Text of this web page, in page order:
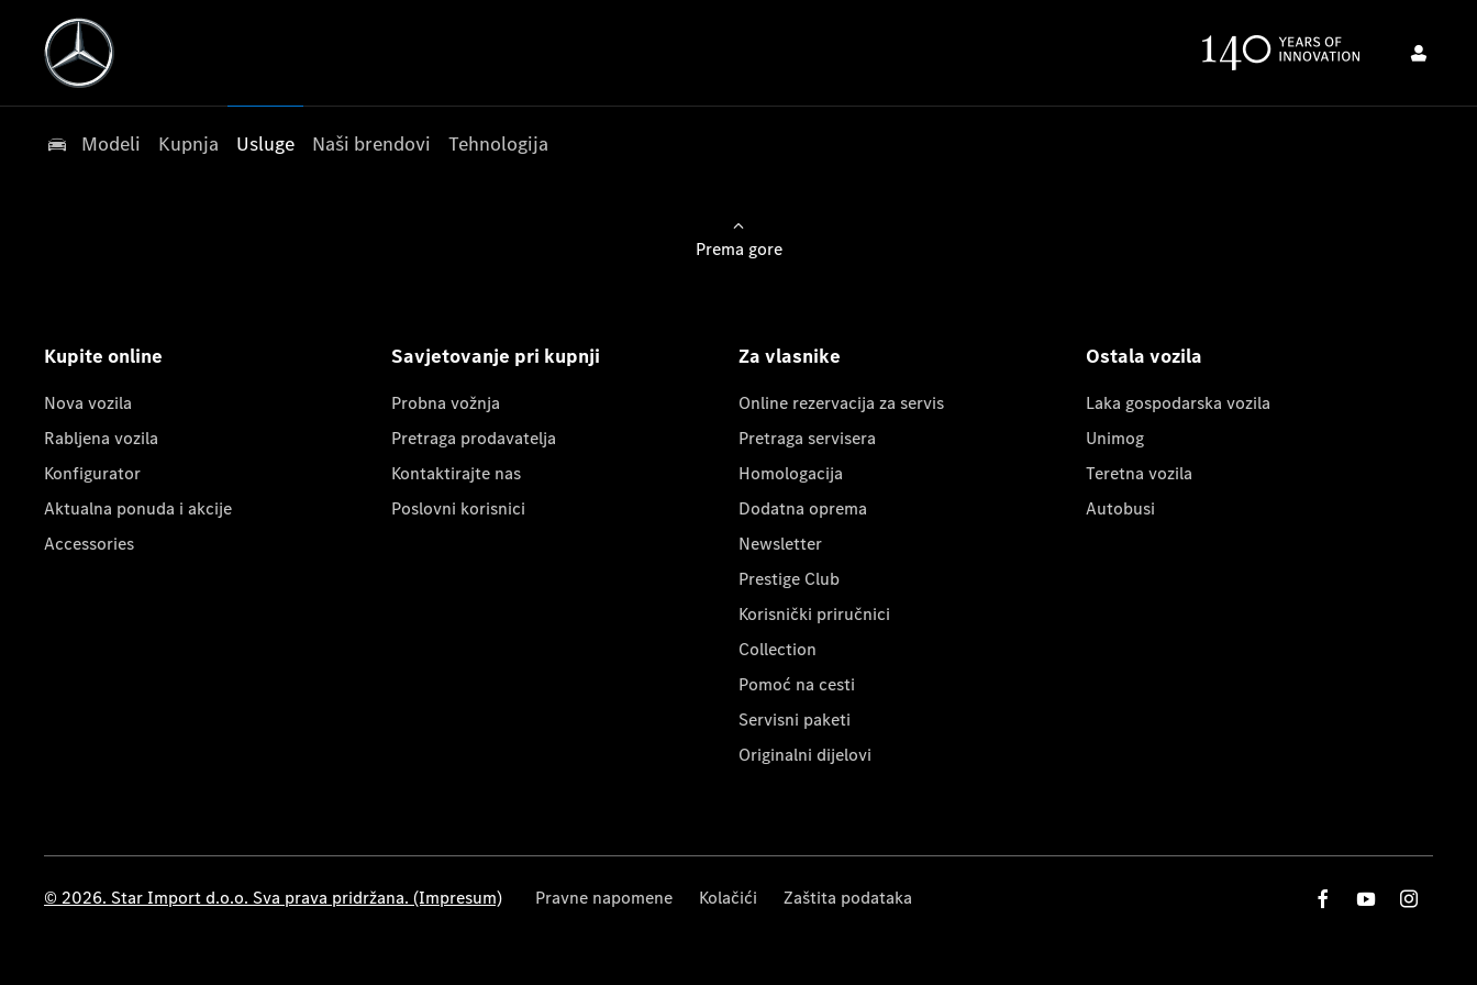
Modeli Kupnja Usluge Naši brendovi Tehnologija
Prema gore
Kupite online
Nova vozila
Rabljena vozila
Konfigurator
Aktualna ponuda i akcije
Accessories
Savjetovanje pri kupnji
Probna vožnja
Pretraga prodavatelja
Kontaktirajte nas
Poslovni korisnici
Za vlasnike
Online rezervacija za servis
Pretraga servisera
Homologacija
Dodatna oprema
Newsletter
Prestige Club
Korisnički priručnici
Collection
Pomoć na cesti
Servisni paketi
Originalni dijelovi
Ostala vozila
Laka gospodarska vozila
Unimog
Teretna vozila
Autobusi
© 2026. Star Import d.o.o. Sva prava pridržana. (Impresum) Pravne napomene Kolačići Zaštita podataka